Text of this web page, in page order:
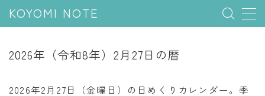
KOYOMI NOTE
2026年（令和8年）2月27日の暦
2026年2月27日（金曜日）の日めくりカレンダー。季